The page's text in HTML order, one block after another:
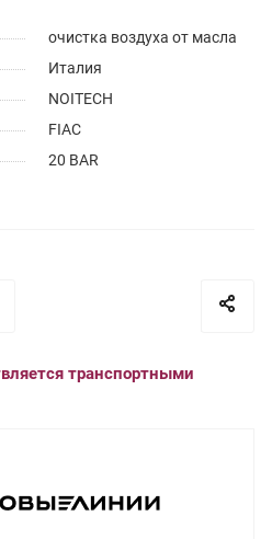
очистка воздуха от масла
Италия
NOITECH
FIAC
20 BAR
транспортными